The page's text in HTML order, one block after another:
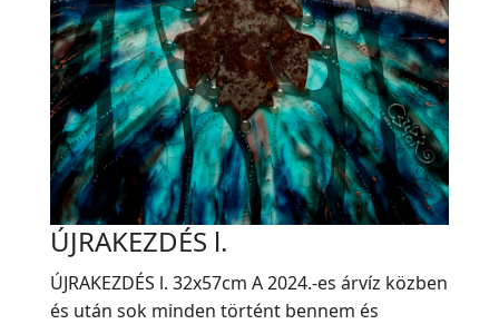
ÚJRAKEZDÉS l.
ÚJRAKEZDÉS l. 32x57cm A 2024.-es árvíz közben
és után sok minden történt bennem és